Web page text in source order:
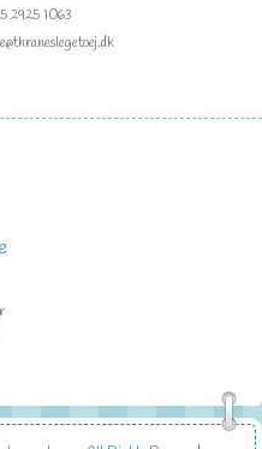
2925 1063